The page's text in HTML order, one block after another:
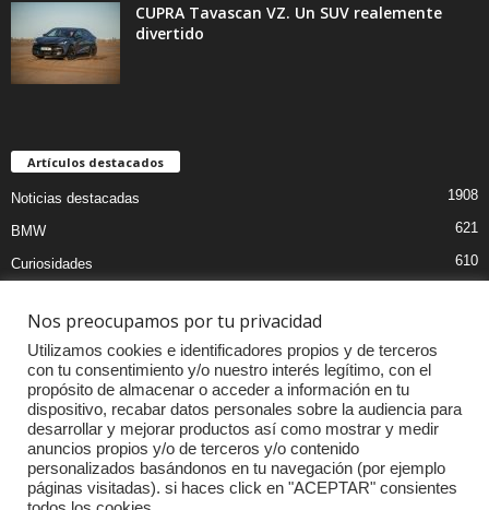
CUPRA Tavascan VZ. Un SUV realemente
divertido
Artículos destacados
Noticias destacadas 1908
BMW 621
Curiosidades 610
Audi
MOTOS
Competiciones
Mercedes
Porsche 232
Nos preocupamos por tu privacidad
Utilizamos cookies e identificadores propios y de terceros
con tu consentimiento y/o nuestro interés legítimo, con el
propósito de almacenar o acceder a información en tu
dispositivo, recabar datos personales sobre la audiencia para
desarrollar y mejorar productos así como mostrar y medir
anuncios propios y/o de terceros y/o contenido
personalizados basándonos en tu navegación (por ejemplo
páginas visitadas). si haces click en "ACEPTAR" consientes